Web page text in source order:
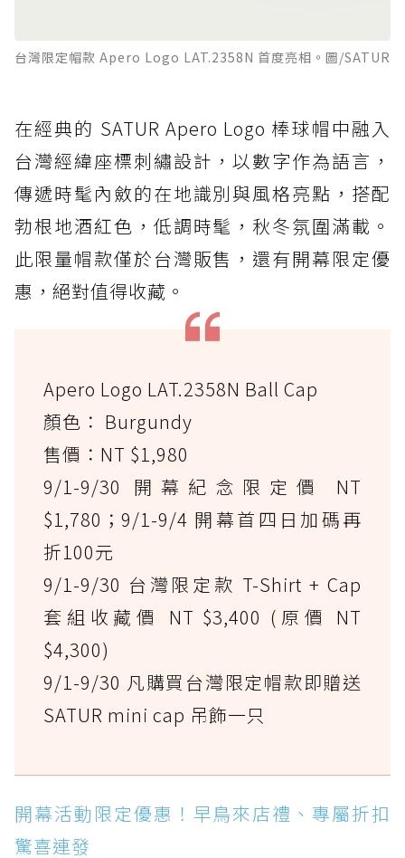
台灣限定帽款 Apero Logo LAT.2358N 首度亮相。圖/SATUR
在經典的 SATUR Apero Logo 棒球帽中融入
台灣經緯座標刺繡設計，以數字作為語言，
傳遞時髦內斂的在地識別與風格亮點，搭配
勃根地酒紅色，低調時髦，秋冬氛圍滿載。
此限量帽款僅於台灣販售，還有開幕限定優
惠，絕對值得收藏。
Apero Logo LAT.2358N Ball Cap
顏色： Burgundy
售價：NT $1,980
9/1-9/30 開幕紀念限定價 NT
$1,780；9/1-9/4 開幕首四日加碼再
折100元
9/1-9/30 台灣限定款 T-Shirt + Cap
套組收藏價 NT $3,400 (原價 NT
$4,300)
9/1-9/30 凡購買台灣限定帽款即贈送
SATUR mini cap 吊飾一只
開幕活動限定優惠！早鳥來店禮、專屬折扣
驚喜連發